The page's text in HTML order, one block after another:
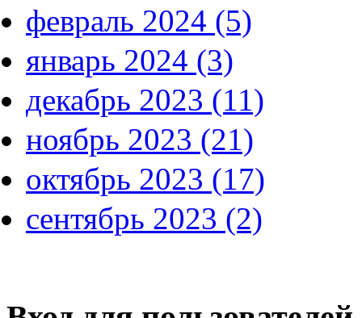
февраль 2024 (5)
январь 2024 (3)
декабрь 2023 (11)
ноябрь 2023 (21)
октябрь 2023 (17)
сентябрь 2023 (2)